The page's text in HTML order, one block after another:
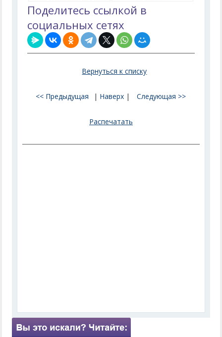
Поделитесь ссылкой в
социальных сетях
Вернуться к списку
<< Предыдущая | Наверх | Следующая >>
Распечатать